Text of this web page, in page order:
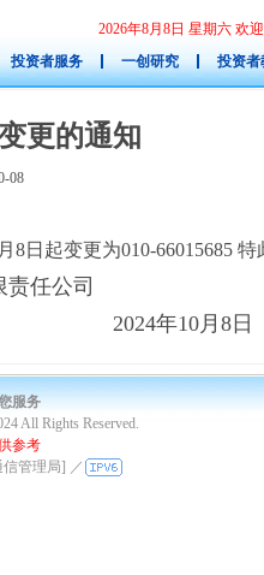
2026年8月8日 星期六 欢
投资者服务 一创研究 投资者
更的通知
08
8日起变更为010-66015685 特
任公司
8日
服务
All Rights Reserved.
参考
管理局] ／